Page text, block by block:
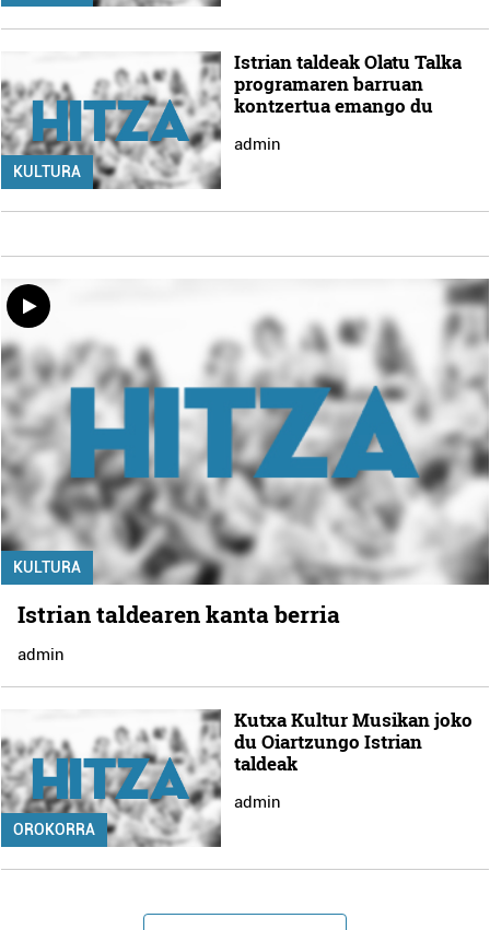
KULTURA
Istrian taldeak Olatu Talka
programaren barruan
kontzertua emango du
admin
KULTURA
Istrian taldearen kanta berria
admin
OROKORRA
Kutxa Kultur Musikan joko
du Oiartzungo Istrian
taldeak
admin